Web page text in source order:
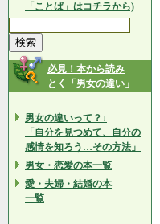
「ことば」はコチラから)
必見！本から読み
とく「男女の違い」
男女の違いって？↓
「自分を見つめて、自分の
感情を知ろう…その方法」
男女・恋愛の本一覧
愛・夫婦・結婚の本
一覧